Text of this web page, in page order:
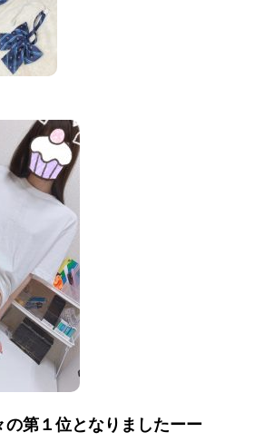
の第１位となりましたーー